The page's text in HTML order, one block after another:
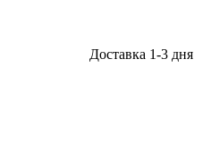
Доставка 1-3 дня